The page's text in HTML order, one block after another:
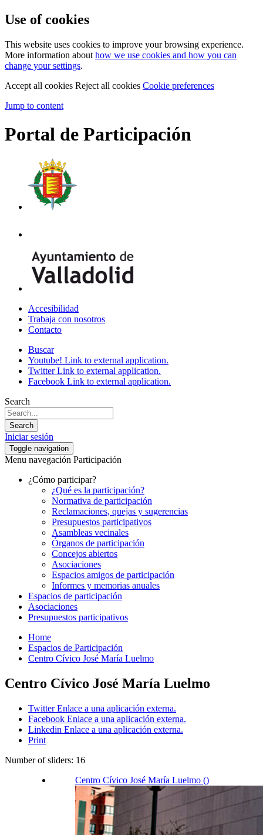
Use of cookies
This website uses cookies to improve your browsing experience.
More information about how we use cookies and how you can
change your settings.
Accept all cookies Reject all cookies Cookie preferences
Jump to content
Portal de Participación
Accesibilidad
Trabaja con nosotros
Contacto
Buscar
Youtube! Link to external application.
TwitterLink to external application.
Facebook Link to external application.
Search
Search
Iniciar sesión
Toggle navigation
Menu navegación Participación
¿Cómo participar?
¿Qué es la participación?
Normativa de participación
Reclamaciones, quejas y sugerencias
Presupuestos participativos
Asambleas vecinales
Órganos de participación
Concejos abiertos
Asociaciones
Espacios amigos de participación
Informes y memorias anuales
Espacios de participación
Asociaciones
Presupuestos participativos
Home
Espacios de Participación
Centro Cívico José María Luelmo
Centro Cívico José María Luelmo
Twitter Enlace a una aplicación externa.
Facebook Enlace a una aplicación externa.
Linkedin Enlace a una aplicación externa.
Print
Number of sliders: 16
Centro Cívico José María Luelmo ()